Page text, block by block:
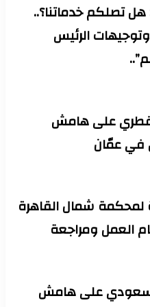
هل تصلكم خدماتنا؟..
وتوجيهات الرئيس
القطري على هامش
في عمّان
لمحكمة شمال القاهرة
العمل ومراجعة
السعودي على هامش